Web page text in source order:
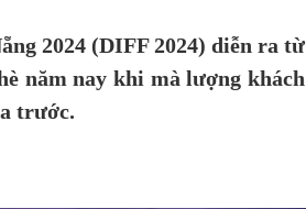
2024 (DIFF 2024) diễn ra
năm nay khi mà lượng
trước.